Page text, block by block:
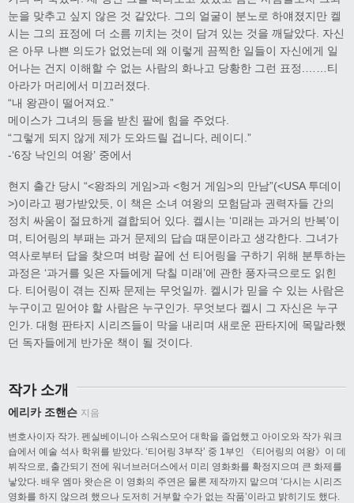
눈을 맞추고 싶지 않은 것 같았다. 그의 얼굴이 분노로 하얘졌지만 켈
시는 그의 표정에 더 소름 끼치는 것이 담겨 있는 것을 깨달았다. 자신
은 아무 나쁜 의도가 없었는데 왜 이렇게 끔찍한 일들이 자신에게 일
어나는 건지 이해할 수 없는 사람의 화나고 당황한 그런 표정.……티
아라가 머리에서 미끄러졌다.
“내 왕관이 떨어져요.”
메이스가 그녀의 등을 받친 팔에 힘을 주었다.
“그렇게 되지 않게 제가 도와드릴 겁니다, 레이디.”
-‘6장 낙인의 여왕’ 중에서
현지 출간 당시 “<왕좌의 게임>과 <헝거 게임>의 만남”(<USA 투데이
>)이라고 평가받았듯, 이 책은 소녀 여왕의 모험담과 권력자들 간의
정치 싸움이 절묘하게 결합되어 있다. 켈시는 ‘미래는 과거의 반복’이
며, 티어링의 부패는 과거 문제의 답습 때문이라고 생각한다. 그녀가
역사로부터 답을 찾으며 벼랑 끝에 선 티어링을 구하기 위해 분투하는
과정은 ‘과거를 잊은 자들에게 닥칠 미래’에 관한 풍자극으로도 읽힌
다. 티어링이 겪는 진짜 문제는 무엇일까. 켈시가 믿을 수 있는 사람은
누구이고 믿어야 할 사람은 누구인가. 무엇보다 켈시 그 자신은 누구
인가. 대형 판타지 시리즈들이 막을 내리며 새로운 판타지에 목말라했
던 독자들에게 반가운 책이 될 것이다.
작가 소개
에리카 조핸슨 지음
변호사이자 작가. 펜실베이니아 스워스모어 대학을 졸업했고 아이오와 작가 워크
숍에서 예술 석사 학위를 받았다. ‘티어링 3부작’ 중 1부인 《티어링의 여왕》이 데
뷔작으로, 출간되기 전에 워너브러더스에서 미리 영화화를 확정지으며 큰 화제를
낳았다. 배우 엠마 왓슨은 이 영화의 주연은 물론 제작까지 맡으며 ‘다시는 시리즈
영화를 하지 않으려 했으나 도저히 거부할 수가 없는 작품’이라고 밝히기도 했다.